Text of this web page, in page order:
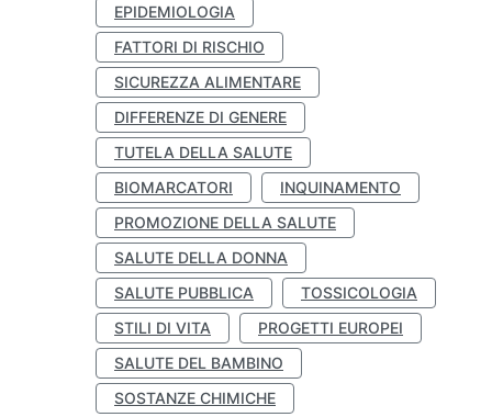
EPIDEMIOLOGIA
FATTORI DI RISCHIO
SICUREZZA ALIMENTARE
DIFFERENZE DI GENERE
TUTELA DELLA SALUTE
BIOMARCATORI
INQUINAMENTO
PROMOZIONE DELLA SALUTE
SALUTE DELLA DONNA
SALUTE PUBBLICA
TOSSICOLOGIA
STILI DI VITA
PROGETTI EUROPEI
SALUTE DEL BAMBINO
SOSTANZE CHIMICHE